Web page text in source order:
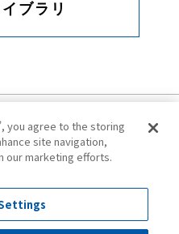
ブラリ
プライバシーポリシー
サイトマップ
you agree to the storing
site navigation,
our marketing efforts.